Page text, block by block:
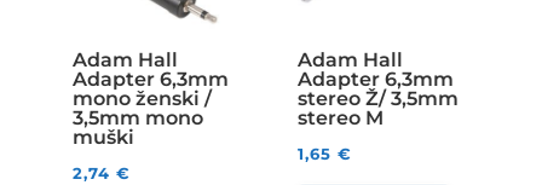
Adam Hall
Adapter 6,3mm
mono ženski /
3,5mm mono
muški
2,74 €
Adam Hall
Adapter 6,3mm
stereo Ž/ 3,5mm
stereo M
1,65€